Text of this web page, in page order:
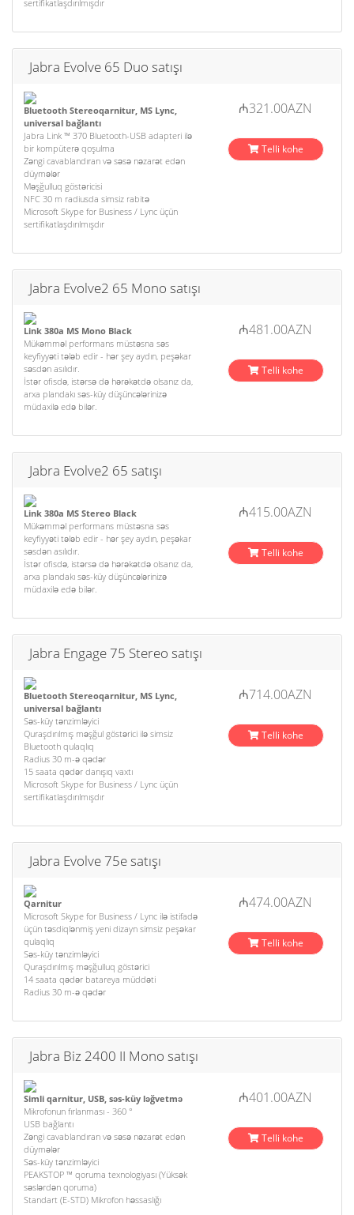
sertifikatlaşdırılmışdır
Jabra Evolve 65 Duo satışı
Bluetooth Stereoqarnitur, MS Lync,
universal bağlantı
Jabra Link ™ 370 Bluetooth-USB adapteri ilə
bir kompüterə qoşulma
Zəngi cavablandıran və səsə nəzarət edən
düymələr
Məşğulluq göstəricisi
NFC 30 m radiusda simsiz rabitə
Microsoft Skype for Business / Lync üçün
sertifikatlaşdırılmışdır
₼321.00AZN
Telli kohe
Jabra Evolve2 65 Mono satışı
Link 380a MS Mono Black
Mükəmməl performans müstəsna səs
keyfiyyəti tələb edir - hər şey aydın, peşəkar
səsdən asılıdır.
İstər ofisdə, istərsə də hərəkətdə olsanız da,
arxa plandakı səs-küy düşüncələrinizə
müdaxilə edə bilər.
₼481.00AZN
Telli kohe
Jabra Evolve2 65 satışı
Link 380a MS Stereo Black
Mükəmməl performans müstəsna səs
keyfiyyəti tələb edir - hər şey aydın, peşəkar
səsdən asılıdır.
İstər ofisdə, istərsə də hərəkətdə olsanız da,
arxa plandakı səs-küy düşüncələrinizə
müdaxilə edə bilər.
₼415.00AZN
Telli kohe
Jabra Engage 75 Stereo satışı
Bluetooth Stereoqarnitur, MS Lync,
universal bağlantı
Səs-küy tənzimləyici
Quraşdırılmış məşğul göstərici ilə simsiz
Bluetooth qulaqlıq
Radius 30 m-ə qədər
15 saata qədər danışıq vaxtı
Microsoft Skype for Business / Lync üçün
sertifikatlaşdırılmışdır
₼714.00AZN
Telli kohe
Jabra Evolve 75e satışı
Qarnitur
Microsoft Skype for Business / Lync ilə istifadə
üçün təsdiqlənmiş yeni dizayn simsiz peşəkar
qulaqlıq
Səs-küy tənzimləyici
Quraşdırılmış məşğulluq göstərici
14 saata qədər batareya müddəti
Radius 30 m-ə qədər
₼474.00AZN
Telli kohe
Jabra Biz 2400 II Mono satışı
Simli qarnitur, USB, səs-küy ləğvetmə
Mikrofonun fırlanması - 360 °
USB bağlantı
Zəngi cavablandıran və səsə nəzarət edən
düymələr
Səs-küy tənzimləyici
PEAKSTOP ™ qoruma texnologiyası (Yüksək
səslərdən qoruma)
Standart (E-STD) Mikrofon həssaslığı
₼401.00AZN
Telli kohe